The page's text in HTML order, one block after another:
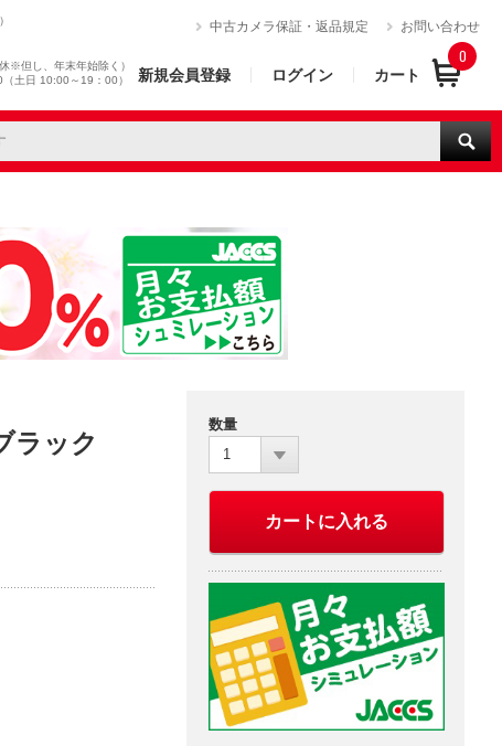
※但し、年末年始除く）
土日 10:00～19：00）
中古カメラ保証・返品規定 お問い合わせ
新規会員登録 ログイン カート
0
ラック
数量
1
カートに入れる